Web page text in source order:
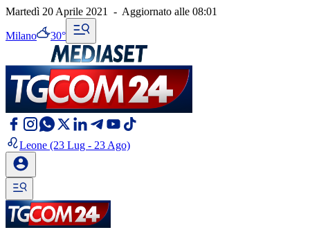
Martedì 20 Aprile 2021 - Aggiornato alle 08:01
Milano 30°
Leone (23 Lug - 23 Ago)